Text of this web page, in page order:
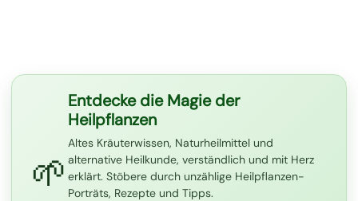
🌱
Entdecke die Magie der
Heilpflanzen
Altes Kräuterwissen, Naturheilmittel und
alternative Heilkunde, verständlich und mit Herz
erklärt. Stöbere durch unzählige Heilpflanzen-
Porträts, Rezepte und Tipps.